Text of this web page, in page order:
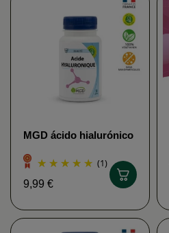
MGD ácido hialurónico
(1)
9,99 €